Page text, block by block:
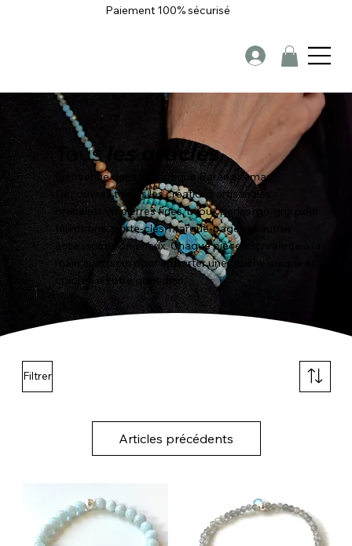
Paiement 100% sécurisé
Tous articles
Bienvenue dans la boutique BarangKemas.
Découvrez toutes les créations artisanales :
bracelets en pierres fines, bijoux perlés, gri-gris pour
téléphone, porte-clés, marque-pages et autres
accessoires originaux. Chaque pièce est réalisée à la
main avec soin pour apporter une touche unique et
colorée à votre quotidien.
Filtrer
Articles précédents